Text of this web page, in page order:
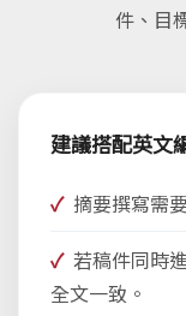
件、目
建議搭配英文
摘要撰寫需
若稿件同時
全文一致。